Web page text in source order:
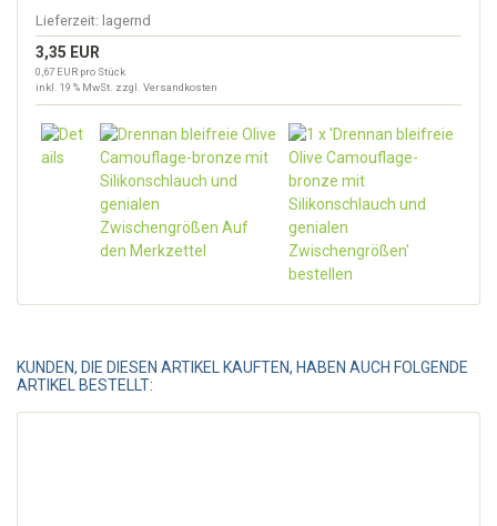
Lieferzeit: lagernd
3,35 EUR
0,67 EUR pro Stück
inkl. 19 % MwSt. zzgl. Versandkosten
KUNDEN, DIE DIESEN ARTIKEL KAUFTEN, HABEN AUCH FOLGENDE
ARTIKEL BESTELLT: